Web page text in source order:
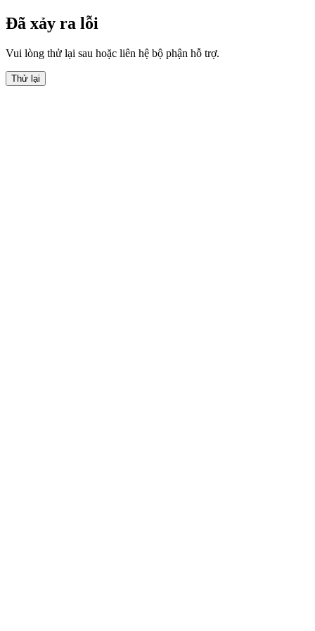
Đã xảy ra lỗi
Vui lòng thử lại sau hoặc liên hệ bộ phận hỗ trợ.
Thử lại